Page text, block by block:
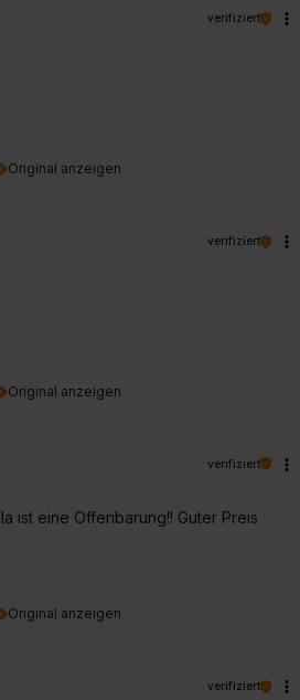
Original anzeigen
verifiziert
Original anzeigen
verifiziert
Original anzeigen
verifiziert
ist eine Offenbarung!! Guter Preis
verifiziert